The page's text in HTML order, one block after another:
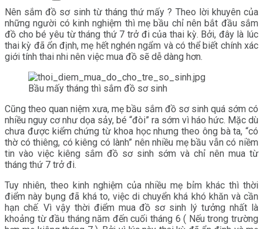
Nên sắm đồ sơ sinh từ tháng thứ mấy ? Theo lời khuyên của
những người có kinh nghiệm thì mẹ bầu chỉ nên bắt đầu sắm
đồ cho bé yêu từ tháng thứ 7 trở đi của thai kỳ. Bởi, đây là lúc
thai kỳ đã ổn định, mẹ hết nghén ngẩm và có thể biết chính xác
giới tính thai nhi nên việc mua đồ sẽ dễ dàng hơn.
Bầu mấy tháng thì sắm đồ sơ sinh
Cũng theo quan niệm xưa, mẹ bầu sắm đồ sơ sinh quá sớm có
nhiều nguy cơ như dọa sảy, bé “đòi” ra sớm vì háo hức. Mặc dù
chưa được kiểm chứng từ khoa học nhưng theo ông bà ta, “có
thờ có thiêng, có kiêng có lành” nên nhiều mẹ bầu vẫn có niềm
tin vào việc kiêng sắm đồ sơ sinh sớm và chỉ nên mua từ
tháng thứ 7 trở đi.
Tuy nhiên, theo kinh nghiệm của nhiều mẹ bỉm khác thì thời
điểm này bụng đã khá to, việc di chuyển khá khó khăn và cần
hạn chế. Vì vậy thời điểm mua đồ sơ sinh lý tưởng nhất là
khoảng từ đầu tháng năm đến cuối tháng 6 ( Nếu trong trường